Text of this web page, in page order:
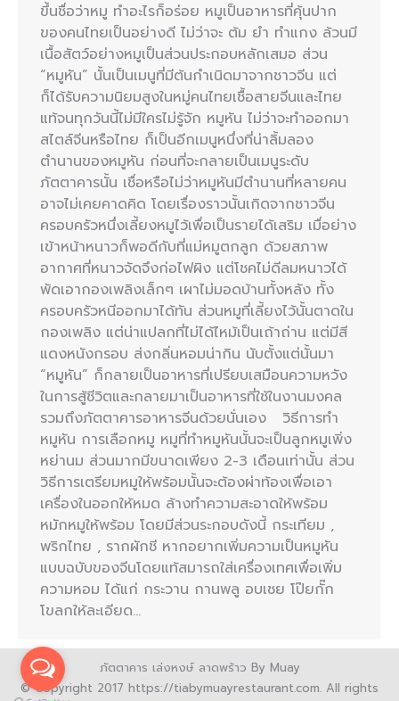
ขึ้นชื่อว่าหมู ทำอะไรก็อร่อย หมูเป็นอาหารที่คุ้นปาก
ของคนไทยเป็นอย่างดี ไม่ว่าจะ ต้ม ยำ ทำแกง ล้วนมี
เนื้อสัตว์อย่างหมูเป็นส่วนประกอบหลักเสมอ ส่วน
“หมูหัน” นั้นเป็นเมนูที่มีต้นกำเนิดมาจากชาวจีน แต่
ก็ได้รับความนิยมสูงในหมู่คนไทยเชื้อสายจีนและไทย
แท้จนทุกวันนี้ไม่มีใครไม่รู้จัก หมูหัน ไม่ว่าจะทำออกมา
สไตล์จีนหรือไทย ก็เป็นอีกเมนูหนึ่งที่น่าลิ้มลอง
ตำนานของหมูหัน ก่อนที่จะกลายเป็นเมนูระดับ
ภัตตาคารนั้น เชื่อหรือไม่ว่าหมูหันมีตำนานที่หลายคน
อาจไม่เคยคาดคิด โดยเรื่องราวนั้นเกิดจากชาวจีน
ครอบครัวหนึ่งเลี้ยงหมูไว้เพื่อเป็นรายได้เสริม เมื่อย่าง
เข้าหน้าหนาวก็พอดีกับที่แม่หมูตกลูก ด้วยสภาพ
อากาศที่หนาวจัดจึงก่อไฟผิง แต่โชคไม่ดีลมหนาวได้
พัดเอากองเพลิงเล็กๆ เผาไม่มอดบ้านทั้งหลัง ทั้ง
ครอบครัวหนีออกมาได้ทัน ส่วนหมูที่เลี้ยงไว้นั้นตาดใน
กองเพลิง แต่น่าแปลกที่ไม่ได้ไหม้เป็นเถ้าถ่าน แต่มีสี
แดงหนังกรอบ ส่งกลิ่นหอมน่ากิน นับตั้งแต่นั้นมา
“หมูหัน” ก็กลายเป็นอาหารที่เปรียบเสมือนความหวัง
ในการสู้ชีวิตและกลายมาเป็นอาหารที่ใช้ในงานมงคล
รวมถึงภัตตาคารอาหารจีนด้วยนั่นเอง วิธีการทำ
หมูหัน การเลือกหมู หมูที่ทำหมูหันนั้นจะเป็นลูกหมูเพิ่ง
หย่านม ส่วนมากมีขนาดเพียง 2-3 เดือนเท่านั้น ส่วน
วิธีการเตรียมหมูให้พร้อมนั้นจะต้องผ่าท้องเพื่อเอา
เครื่องในออกให้หมด ล้างทำความสะอาดให้พร้อม
หมักหมูให้พร้อม โดยมีส่วนระกอบดังนี้ กระเทียม ,
พริกไทย , รากผักชี หากอยากเพิ่มความเป็นหมูหัน
แบบฉบับของจีนโดยแท้สมารถใส่เครื่องเทศเพื่อเพิ่ม
ความหอม ได้แก่ กระวาน กานพลู อบเชย โป๊ยกั๊ก
โขลกให้ละเอียด…
ภัตตาคาร เล่งหงษ์ ลาดพร้าว By Muay
© Copyright 2017 https://tiabymuayrestaurant.com. All rights